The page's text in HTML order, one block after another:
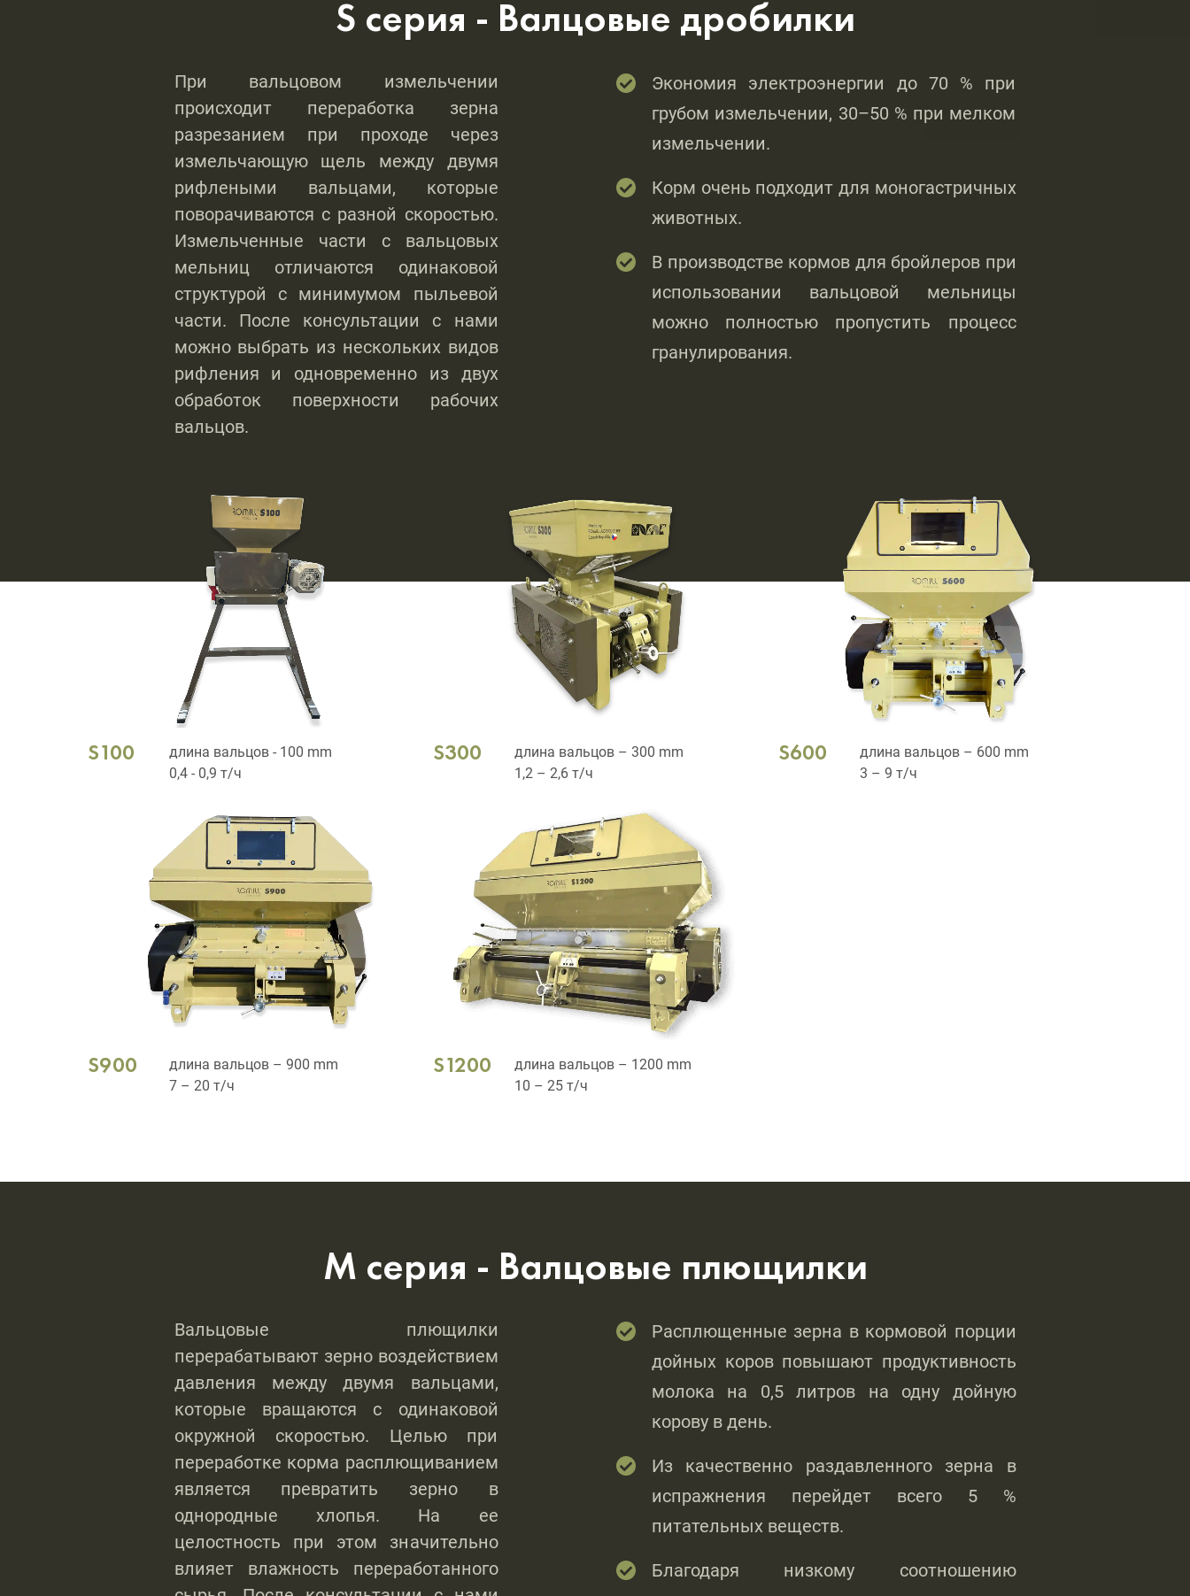
S серия - Валцовые дробилки
При вальцовом измельчении
происходит переработка зерна
разрезанием при проходе через
измельчающую щель между двумя
рифлеными вальцами, которые
поворачиваются с разной скоростью.
Измельченные части с вальцовых
мельниц отличаются одинаковой
структурой с минимумом пыльевой
части. После консультации с нами
можно выбрать из нескольких видов
рифления и одновременно из двух
обработок поверхности рабочих
вальцов.
Экономия электроэнергии до 70 % при
грубом измельчении, 30–50 % при мелком
измельчении.
Корм очень подходит для моногастричных
животных.
В производстве кормов для бройлеров при
использовании вальцовой мельницы
можно полностью пропустить процесс
гранулирования.
S100
длина вальцов - 100 mm
0,4 - 0,9 т/ч
S300
длина вальцов – 300 mm
1,2 – 2,6 т/ч
S600
длина вальцов – 600 mm
3 – 9 т/ч
S900
длина вальцов – 900 mm
7 – 20 т/ч
S1200
длина вальцов – 1200 mm
10 – 25 т/ч
M серия - Валцовые плющилки
Вальцовые плющилки
перерабатывают зерно воздействием
давления между двумя вальцами,
которые вращаются с одинаковой
окружной скоростью. Целью при
переработке корма расплющиванием
является превратить зерно в
однородные хлопья. На ее
целостность при этом значительно
влияет влажность переработанного
Расплющенные зерна в кормовой порции
дойных коров повышают продуктивность
молока на 0,5 литров на одну дойную
корову в день.
Из качественно раздавленного зерна в
испражнения перейдет всего 5 %
питательных веществ.
Благодаря низкому соотношению